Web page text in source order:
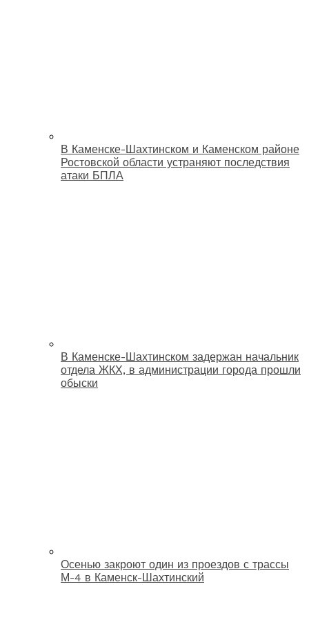
В Каменске-Шахтинском и Каменском районе
Ростовской области устраняют последствия
атаки БПЛА
В Каменске-Шахтинском задержан начальник
отдела ЖКХ, в администрации города прошли
обыски
Осенью закроют один из проездов с трассы
М-4 в Каменск-Шахтинский